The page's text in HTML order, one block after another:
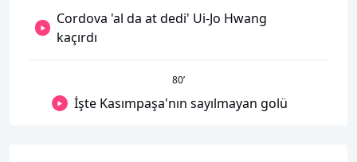
Cordova 'al da at dedi' Ui-Jo Hwang
kaçırdı
80’
İşte Kasımpaşa'nın sayılmayan golü